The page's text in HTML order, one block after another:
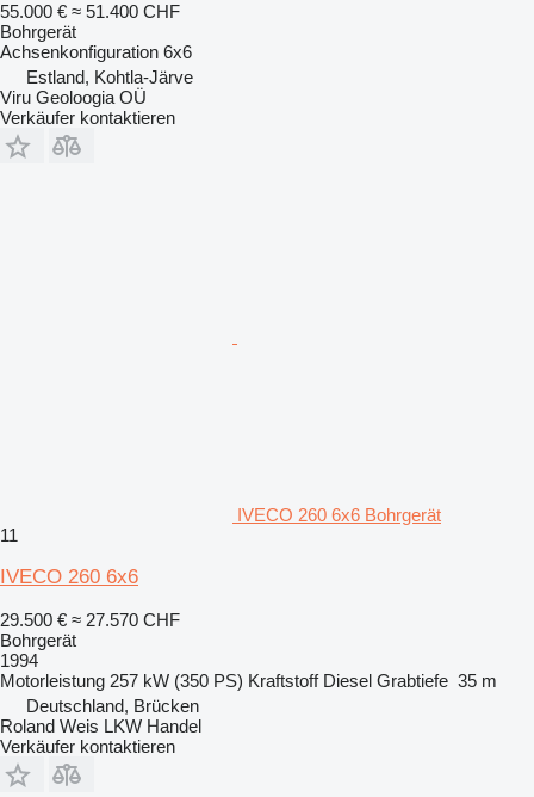
55.000 € ≈ 51.400 CHF
Bohrgerät
Achsenkonfiguration 6x6
Estland, Kohtla-Järve
Viru Geoloogia OÜ
Verkäufer kontaktieren
IVECO 260 6x6 Bohrgerät
11
IVECO 260 6x6
29.500 € ≈ 27.570 CHF
Bohrgerät
1994
Motorleistung 257 kW (350 PS) Kraftstoff Diesel Grabtiefe 35 m
Deutschland, Brücken
Roland Weis LKW Handel
Verkäufer kontaktieren